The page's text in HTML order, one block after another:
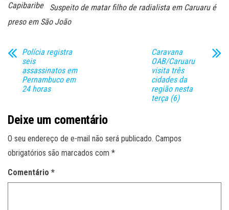
Capibaribe
Suspeito de matar filho de radialista em Caruaru é
preso em São João
Polícia registra
seis
assassinatos em
Pernambuco em
24 horas
Caravana
OAB/Caruaru
visita três
cidades da
região nesta
terça (6)
Deixe um comentário
O seu endereço de e-mail não será publicado. Campos
obrigatórios são marcados com *
Comentário *